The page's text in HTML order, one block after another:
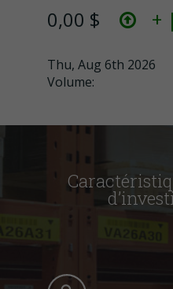
0,00 $
+ |
Thu, Aug 6th 2026
Volume: